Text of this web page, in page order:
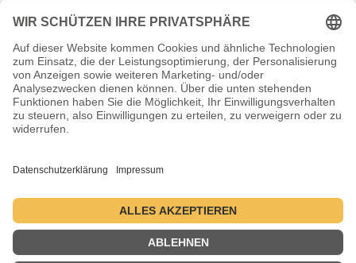
Veranstalter (Ausrichter):
Tanzsportverband Nordrhein-Westfalen e.V.
Veranstaltungsort:
Historische Stadthalle Wuppertal
Johannisberg 40
42103 Wuppertal
2.–5. Juli 2026 ・ 1.–4. Juli 2027 ・ 6.–9. Juli 2028